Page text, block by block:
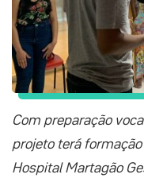
Com preparação
projeto terá
Hospital Martagão